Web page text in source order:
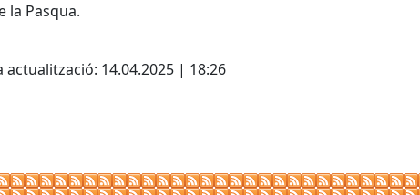
la Pasqua.
actualització: 14.04.2025 | 18:26